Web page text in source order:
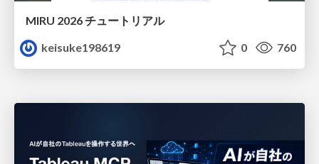
MIRU 2026 チュートリアル
keisuke198619
0 760